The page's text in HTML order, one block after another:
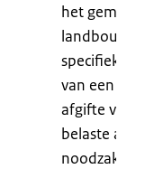
het
specifieke
van een
afgifte van
belaste